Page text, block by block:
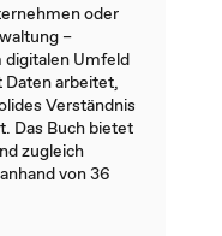
oder
–
digitalen Umfeld
Daten arbeitet,
Verständnis
Das Buch bietet
zugleich
von 36